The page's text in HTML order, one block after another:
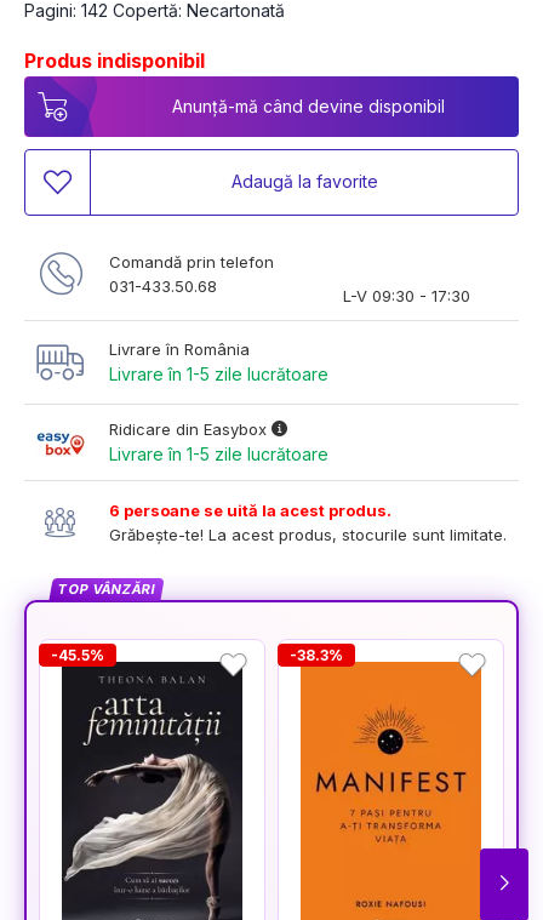
Pagini: 142 Copertă: Necartonată
Produs indisponibil
Anunță-mă când devine disponibil
Adaugă la favorite
Comandă prin telefon
031-433.50.68
L-V 09:30 - 17:30
Livrare în România
Livrare în 1-5 zile lucrătoare
Ridicare din Easybox
Livrare în 1-5 zile lucrătoare
6 persoane se uită la acest produs.
Grăbește-te! La acest produs, stocurile sunt limitate.
TOP VÂNZĂRI
-45.5% -38.3%